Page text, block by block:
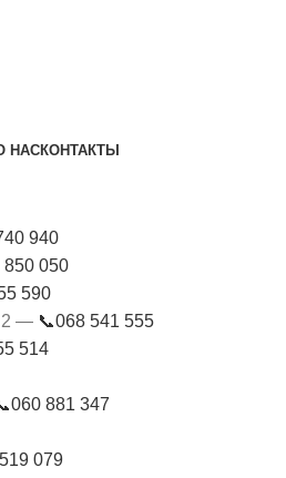
НАСКОНТАКТЫ
940
850 050
590
2 — 📞068 541 555
514
881 347
079